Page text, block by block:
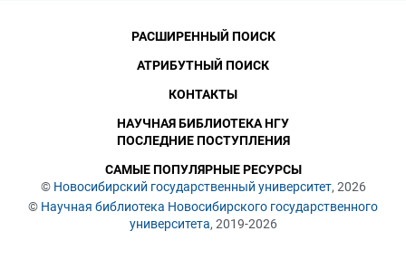
© Новосибирский государственный университет, 2026
© Научная библиотека Новосибирского государственного
университета, 2019-2026
РАСШИРЕННЫЙ ПОИСК
АТРИБУТНЫЙ ПОИСК
КОНТАКТЫ
НАУЧНАЯ БИБЛИОТЕКА НГУ
ПОСЛЕДНИЕ ПОСТУПЛЕНИЯ
САМЫЕ ПОПУЛЯРНЫЕ РЕСУРСЫ